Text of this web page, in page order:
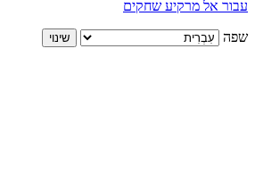
עבור אל מרקיע שחקים
שפה